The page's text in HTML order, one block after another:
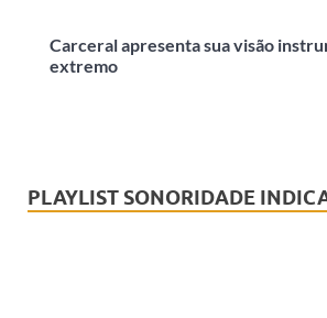
Carceral apresenta sua visão
extremo
PLAYLIST SONORIDADE